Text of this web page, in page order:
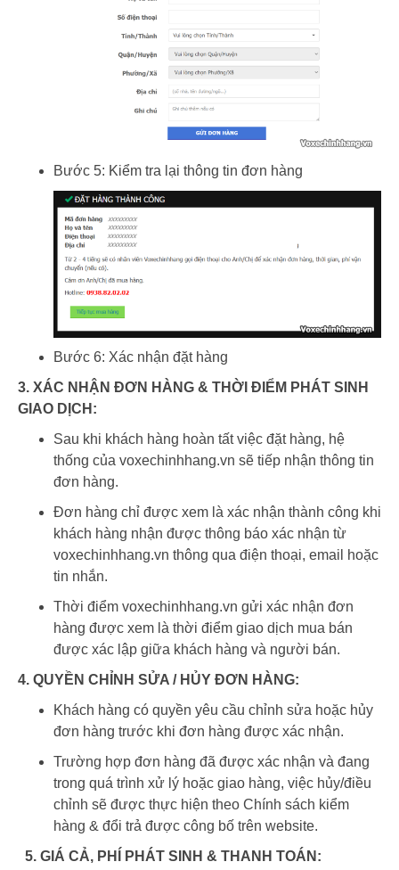
Bước 5: Kiểm tra lại thông tin đơn hàng
Bước 6: Xác nhận đặt hàng
3. XÁC NHẬN ĐƠN HÀNG & THỜI ĐIỂM PHÁT SINH
GIAO DỊCH:
Sau khi khách hàng hoàn tất việc đặt hàng, hệ
thống của voxechinhhang.vn sẽ tiếp nhận thông tin
đơn hàng.
Đơn hàng chỉ được xem là xác nhận thành công khi
khách hàng nhận được thông báo xác nhận từ
voxechinhhang.vn thông qua điện thoại, email hoặc
tin nhắn.
Thời điểm voxechinhhang.vn gửi xác nhận đơn
hàng được xem là thời điểm giao dịch mua bán
được xác lập giữa khách hàng và người bán.
4. QUYỀN CHỈNH SỬA / HỦY ĐƠN HÀNG:
Khách hàng có quyền yêu cầu chỉnh sửa hoặc hủy
đơn hàng trước khi đơn hàng được xác nhận.
Trường hợp đơn hàng đã được xác nhận và đang
trong quá trình xử lý hoặc giao hàng, việc hủy/điều
chỉnh sẽ được thực hiện theo Chính sách kiểm
hàng & đổi trả được công bố trên website.
5. GIÁ CẢ, PHÍ PHÁT SINH & THANH TOÁN: